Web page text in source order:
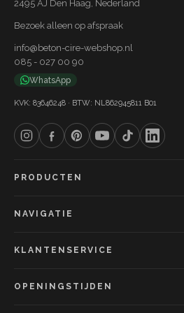
2495 AJ Den Haag, Nederland
Bezoek alleen op afspraak
info@beton-cire-webshop.nl
085 - 027 00 90
WhatsApp
KVK: 83646248 · BTW: NL862945811 B01
PRODUCTEN
NAVIGATIE
KLANTENSERVICE
OPENINGSTIJDEN